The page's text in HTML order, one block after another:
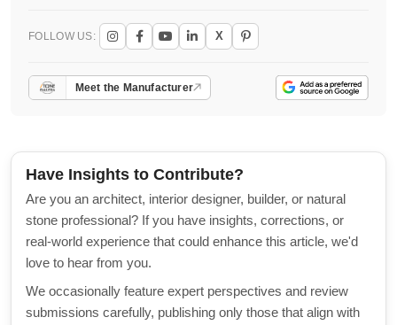
FOLLOW US: X
Meet the Manufacturer
Have Insights to Contribute?
Are you an architect, interior designer, builder, or natural
stone professional? If you have insights, corrections, or
real-world experience that could enhance this article, we'd
love to hear from you.
We occasionally feature expert perspectives and review
submissions carefully, publishing only those that align with